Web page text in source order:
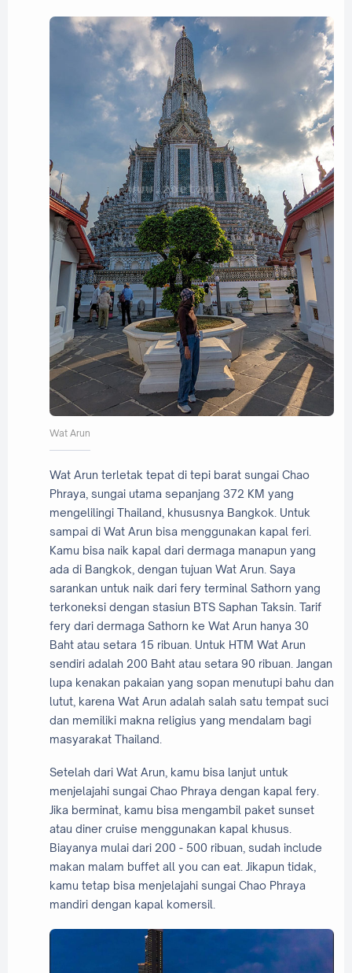
Wat Arun
Wat Arun terletak tepat di tepi barat sungai Chao
Phraya, sungai utama sepanjang 372 KM yang
mengelilingi Thailand, khususnya Bangkok. Untuk
sampai di Wat Arun bisa menggunakan kapal feri.
Kamu bisa naik kapal dari dermaga manapun yang
ada di Bangkok, dengan tujuan Wat Arun. Saya
sarankan untuk naik dari fery terminal Sathorn yang
terkoneksi dengan stasiun BTS Saphan Taksin. Tarif
fery dari dermaga Sathorn ke Wat Arun hanya 30
Baht atau setara 15 ribuan. Untuk HTM Wat Arun
sendiri adalah 200 Baht atau setara 90 ribuan. Jangan
lupa kenakan pakaian yang sopan menutupi bahu dan
lutut, karena Wat Arun adalah salah satu tempat suci
dan memiliki makna religius yang mendalam bagi
masyarakat Thailand.
Setelah dari Wat Arun, kamu bisa lanjut untuk
menjelajahi sungai Chao Phraya dengan kapal fery.
Jika berminat, kamu bisa mengambil paket sunset
atau diner cruise menggunakan kapal khusus.
Biayanya mulai dari 200 - 500 ribuan, sudah include
makan malam buffet all you can eat. Jikapun tidak,
kamu tetap bisa menjelajahi sungai Chao Phraya
mandiri dengan kapal komersil.